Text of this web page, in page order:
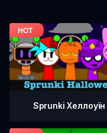
Sprunki Хеллоуїн